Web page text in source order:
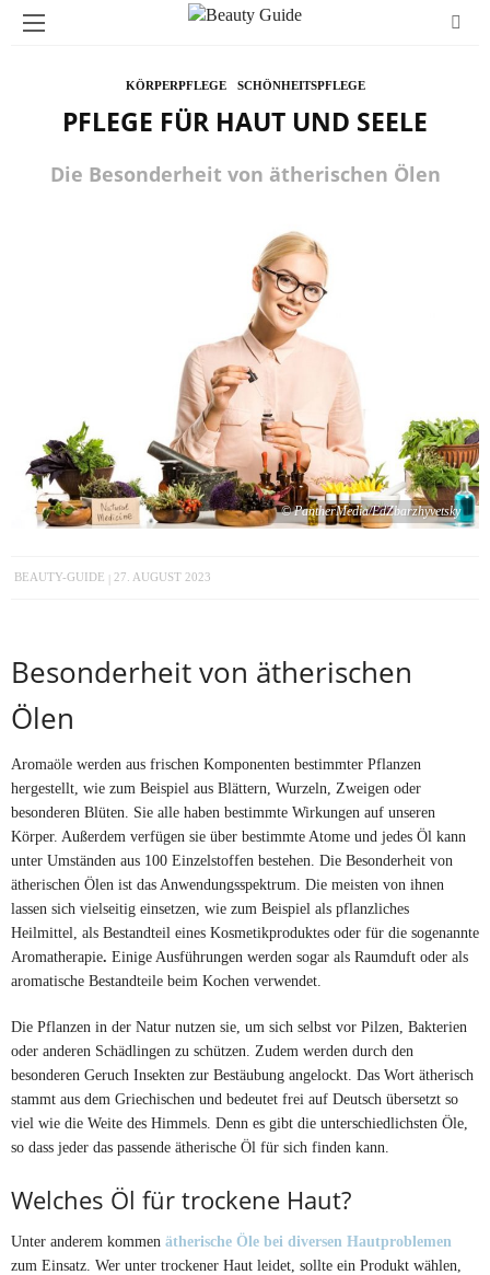
KÖRPERPFLEGE SCHÖNHEITSPFLEGE
PFLEGE FÜR HAUT UND SEELE
Die Besonderheit von ätherischen Ölen
© PantherMedia/EdZbarzhyvetsky
BEAUTY-GUIDE 27. AUGUST 2023
Besonderheit von ätherischen
Ölen
Aromaöle werden aus frischen Komponenten bestimmter Pflanzen
hergestellt, wie zum Beispiel aus Blättern, Wurzeln, Zweigen oder
besonderen Blüten. Sie alle haben bestimmte Wirkungen auf unseren
Körper. Außerdem verfügen sie über bestimmte Atome und jedes Öl kann
unter Umständen aus 100 Einzelstoffen bestehen. Die Besonderheit von
ätherischen Ölen ist das Anwendungsspektrum. Die meisten von ihnen
lassen sich vielseitig einsetzen, wie zum Beispiel als pflanzliches
Heilmittel, als Bestandteil eines Kosmetikproduktes oder für die sogenannte
Aromatherapie. Einige Ausführungen werden sogar als Raumduft oder als
aromatische Bestandteile beim Kochen verwendet.
Die Pflanzen in der Natur nutzen sie, um sich selbst vor Pilzen, Bakterien
oder anderen Schädlingen zu schützen. Zudem werden durch den
besonderen Geruch Insekten zur Bestäubung angelockt. Das Wort ätherisch
stammt aus dem Griechischen und bedeutet frei auf Deutsch übersetzt so
viel wie die Weite des Himmels. Denn es gibt die unterschiedlichsten Öle,
so dass jeder das passende ätherische Öl für sich finden kann.
Welches Öl für trockene Haut?
Unter anderem kommen ätherische Öle bei diversen Hautproblemen
zum Einsatz. Wer unter trockener Haut leidet, sollte ein Produkt wählen,